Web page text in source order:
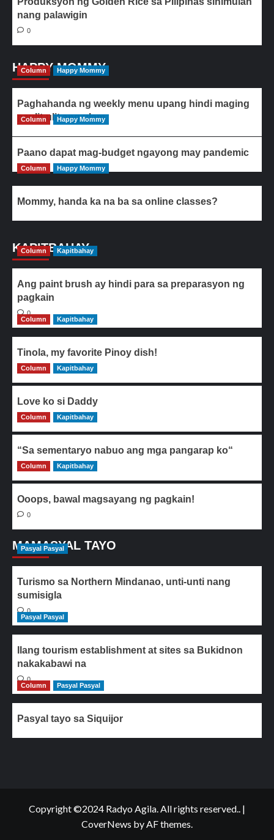
nang palawigin
0
HAPPY MOMMY
Column Happy Mommy
Paghahanda ng weekly menu upang hindi maging
paulit-ulit ang ulam
Column Happy Mommy
Paano dapat mag-budget ngayong may pandemic
Column Happy Mommy
Mommy, handa ka na ba sa online classes?
KAPITBAHAY
Column Kapitbahay
Ang paint brush ay hindi para sa preparasyon ng
pagkain
0
Column
Kapitbahay
Tinola, my favorite Pinoy dish!
0
Column Kapitbahay
Love ko si Daddy
0
Column Kapitbahay
“Sa sementaryo nabuo ang mga pangarap ko“
0
Column Kapitbahay
Ooops, bawal magsayang ng pagkain!
0
MAMASYAL TAYO
Pasyal Pasyal
Turismo sa Northern Mindanao, unti-unti nang
sumisigla
0
Pasyal Pasyal
Ilang tourism establishment at sites sa Bukidnon
nakakabawi na
0
Column
Pasyal Pasyal
Pasyal tayo sa Siquijor
Copyright ©2024 Radyo Agila. All rights reserved.. |
CoverNews by AF themes.